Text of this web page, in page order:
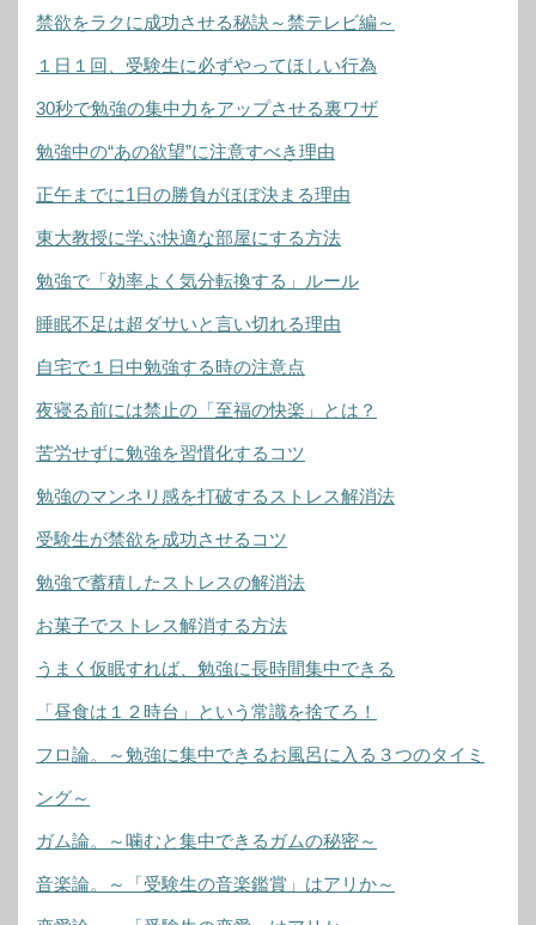
禁欲をラクに成功させる秘訣～禁テレビ編～
１日１回、受験生に必ずやってほしい行為
30秒で勉強の集中力をアップさせる裏ワザ
勉強中の“あの欲望”に注意すべき理由
正午までに1日の勝負がほぼ決まる理由
東大教授に学ぶ快適な部屋にする方法
勉強で「効率よく気分転換する」ルール
睡眠不足は超ダサいと言い切れる理由
自宅で１日中勉強する時の注意点
夜寝る前には禁止の「至福の快楽」とは？
苦労せずに勉強を習慣化するコツ
勉強のマンネリ感を打破するストレス解消法
受験生が禁欲を成功させるコツ
勉強で蓄積したストレスの解消法
お菓子でストレス解消する方法
うまく仮眠すれば、勉強に長時間集中できる
「昼食は１２時台」という常識を捨てろ！
フロ論。～勉強に集中できるお風呂に入る３つのタイミ
ング～
ガム論。～噛むと集中できるガムの秘密～
音楽論。～「受験生の音楽鑑賞」はアリか～